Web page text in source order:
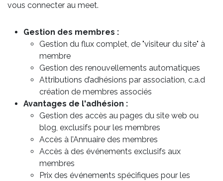
vous connecter au meet.
Gestion des membres :
Gestion du flux complet, de "visiteur du site" à
membre
Gestion des renouvellements automatiques
Attributions d’adhésions par association, c.a.d
création de membres associés
Avantages de l'adhésion :
Gestion des accès au pages du site web ou
blog, exclusifs pour les membres
Accès à l’Annuaire des membres
Accès à des événements exclusifs aux
membres
Prix des événements spécifiques pour les